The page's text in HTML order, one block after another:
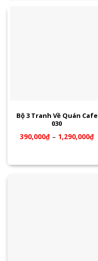
Bộ 3 Tranh Về Quán Cafe
030
390,000₫– 1,290,000₫